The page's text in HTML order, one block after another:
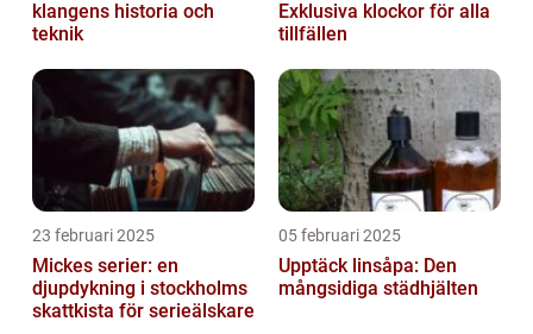
klangens historia och
teknik
Exklusiva klockor för alla
tillfällen
23 februari 2025
Mickes serier: en
djupdykning i stockholms
skattkista för serieälskare
05 februari 2025
Upptäck linsåpa: Den
mångsidiga städhjälten